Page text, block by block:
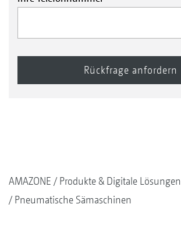
AMAZONE Produkte & Digitale Lösungen
Pneumatische Sämaschinen